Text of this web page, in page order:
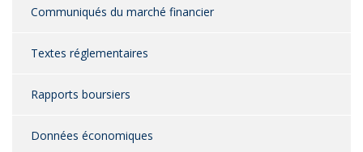
Communiqués du marché financier
Textes réglementaires
Rapports boursiers
Données économiques